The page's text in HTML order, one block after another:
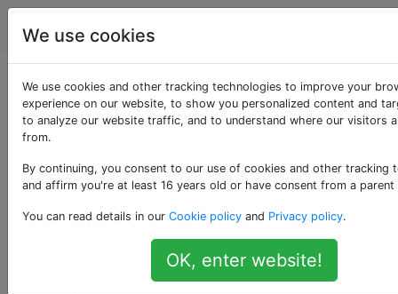
Unix & Linux
Kann ich den
Fortschritt eines
verfolgen?
Ich habe eine große Datei mit Async auf ein
We use cookies
We use cookies and other tracking technologies to improve your
experience on our website, to show you personalized content and
to analyze our website traffic, and to understand where our visitors
from.
By continuing, you consent to our use of cookies and other tracking
and affirm you're at least 16 years old or have consent from a parent
You can read details in our Cookie policy and Privacy policy.
OK, enter website!